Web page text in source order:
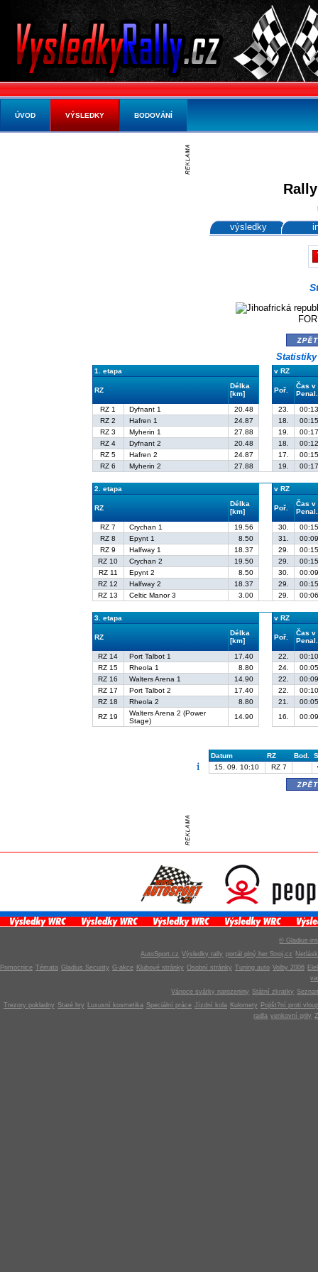
výsledky
1. etapa v RZ
RZ
Délka
[km]
Poř.
Čas v
Penal.
RZ 1
Dyfnant 1 20.48 23.
RZ 2
Hafren 1 24.87 18.
RZ 3
Myherin 1 27.88 19.
RZ 4
Dyfnant 2 20.48 18.
RZ 5
Hafren 2 24.87 17.
RZ 6
Myherin 2 27.88 19.
2. etapa v RZ
RZ
Délka
[km]
Poř.
Čas v
Penal.
RZ 7
Crychan 1 19.56 30.
RZ 8
Epynt 1 8.50 31.
RZ 9
Halfway 1 18.37 29.
RZ 10
Crychan 2 19.50 29.
RZ 11
Epynt 2 8.50 30.
RZ 12
Halfway 2 18.37 29.
RZ 13
Celtic Manor 3 3.00 29.
3. etapa v RZ
RZ
Délka
[km]
Poř.
Čas v
Penal.
RZ 14
Port Talbot 1 17.40 22.
RZ 15
Rheola 1 8.80 24.
RZ 16
Walters Arena 1 14.90 22.
RZ 17
Port Talbot 2 17.40 22.
RZ 18
Rheola 2 8.80 21.
RZ 19
Walters Arena 2 (Power
Stage)
14.90 16.
Datum RZ Bod.
15. 09. 10:10
RZ 7
© Gladius-
AutoSport.cz Výsledky rally portál plný her Stroj.cz
Pomocnice Témata Gladius Security G-akce Klubové stránky Osobní stránky Tuning auto Volby 2006
Vánoce svátky narozeniny Státní zkratky
Trezory pokladny Staré hry Luxusní kosmetika Speciální práce Jízdní kola Kulomety
Pojišt?ní proti
radla venkovní grily
ÚVOD VÝSLEDKY BODOVÁNÍ